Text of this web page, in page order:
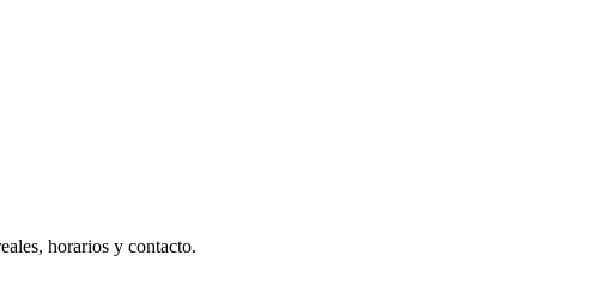
horarios y contacto.